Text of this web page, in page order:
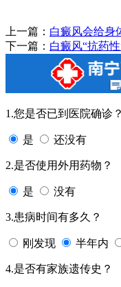
上一篇： 白癜风会给身
下一篇： 白癜风“抗药
1.您是否已到医院确诊？
是 还没有
2.是否使用外用药物？
是 没有
3.患病时间有多久？
刚发现 半年内
4.是否有家族遗传史？